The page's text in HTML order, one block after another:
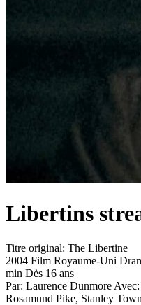
Libertins
Titre original: The Libertine
2004 Film Royaume-Uni
min Dès 16 ans
Par: Laurence Dunmore Avec:
Rosamund Pike, Stanley